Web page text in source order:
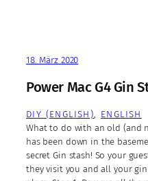
18. März 2020
Power Mac G4 Gin
DIY (ENGLISH), ENGLISH
What to do with an old (and
has been down in the
secret Gin stash! So your
they visit you and all your